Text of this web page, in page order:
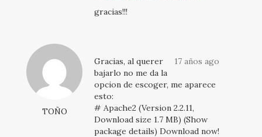
gracias!!!
TOÑO
17 años ago
Gracias, al querer
bajarlo no me da la
opcion de escoger, me aparece
esto:
# Apache2 (Version 2.2.11,
Download size 1.7 MB) (Show
package details) Download now!